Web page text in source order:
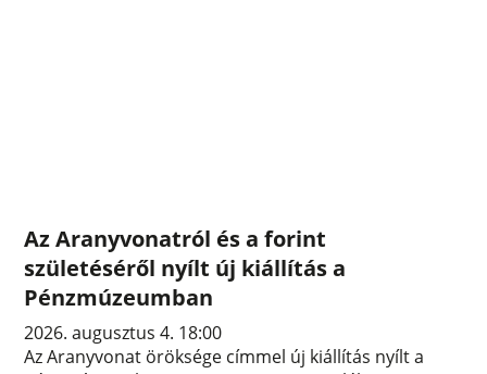
Az Aranyvonatról és a forint
születéséről nyílt új kiállítás a
Pénzmúzeumban
2026. augusztus 4. 18:00
Az Aranyvonat öröksége címmel új kiállítás nyílt a